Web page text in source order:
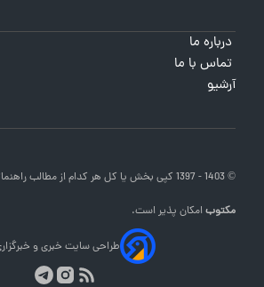
درباره ما
تماس با ما
آرشیو
© 1403 - 1397 کپی بخش یا کل هر کدام از مطالب
مکتوبامکان پذیر است.
طراحی سایت خبری و